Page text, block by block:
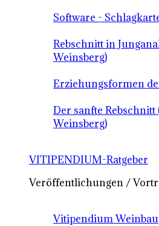
Software -
Rebschnitt in
Weinsberg)
Erziehungsformen
Der sanfte
Weinsberg)
VITIPENDIUM-Ratgeber
Veröffentlichungen /
Vitipendium